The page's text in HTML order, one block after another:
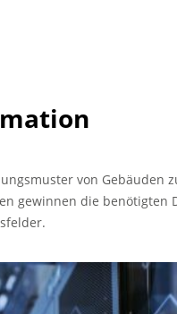
von Gebäuden
gewinnen die